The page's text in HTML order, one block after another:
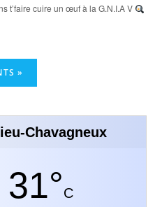
t’faire cuire un œuf à la G.N.I.A V
»
Chavagneux
31°C